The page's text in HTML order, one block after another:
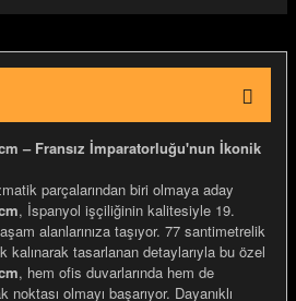
– Fransız İmparatorluğu'nun İkonik
parçalarından biri olmaya aday
, İspanyol işçiliğinin kalitesiyle 19.
alanlarınıza taşıyor. 77 santimetrelik
kalınarak tasarlanan detaylarıyla bu özel
, hem ofis duvarlarında hem de
olmayı başarıyor. Dayanıklı